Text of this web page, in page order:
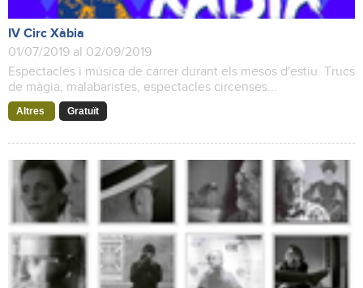
IV Circ Xàbia
01/07/2019 al 02/09/2019
Espectacles i música de carrer durant els mesos d'estiu. Trucs
de màgia, malabaristes, espectacles circenses...
Altres Gratuït